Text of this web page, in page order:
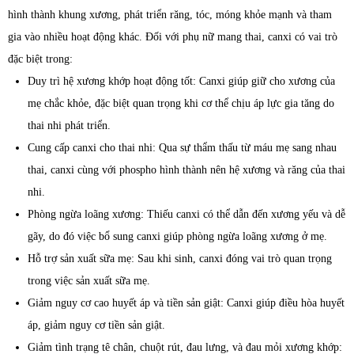
hình thành khung xương, phát triển răng, tóc, móng khỏe mạnh và tham
gia vào nhiều hoạt động khác. Đối với phụ nữ mang thai, canxi có vai trò
đặc biệt trong:
Duy trì hệ xương khớp hoạt động tốt: Canxi giúp giữ cho xương của
mẹ chắc khỏe, đặc biệt quan trọng khi cơ thể chịu áp lực gia tăng do
thai nhi phát triển.
Cung cấp canxi cho thai nhi: Qua sự thẩm thấu từ máu mẹ sang nhau
thai, canxi cùng với phospho hình thành nên hệ xương và răng của thai
nhi.
Phòng ngừa loãng xương: Thiếu canxi có thể dẫn đến xương yếu và dễ
gãy, do đó việc bổ sung canxi giúp phòng ngừa loãng xương ở mẹ.
Hỗ trợ sản xuất sữa mẹ: Sau khi sinh, canxi đóng vai trò quan trọng
trong việc sản xuất sữa mẹ.
Giảm nguy cơ cao huyết áp và tiền sản giật: Canxi giúp điều hòa huyết
áp, giảm nguy cơ tiền sản giật.
Giảm tình trạng tê chân, chuột rút, đau lưng, và đau mỏi xương khớp: